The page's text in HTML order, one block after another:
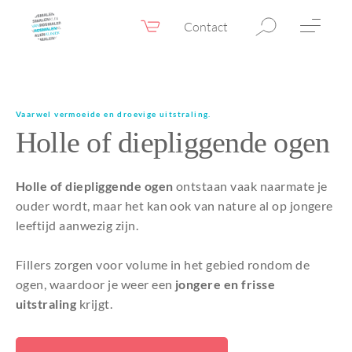
Contact
Webshop NL
Huidtherapie
Chirurgie
Confidence Booster®
Voor & na foto’s
Tarieven
Vaarwel vermoeide en droevige uitstraling.
Holle of diepliggende ogen
Holle of diepliggende ogen ontstaan vaak naarmate je
ouder wordt, maar het kan ook van nature al op jongere
leeftijd aanwezig zijn.
Fillers zorgen voor volume in het gebied rondom de
ogen, waardoor je weer een jongere en frisse
uitstraling krijgt.